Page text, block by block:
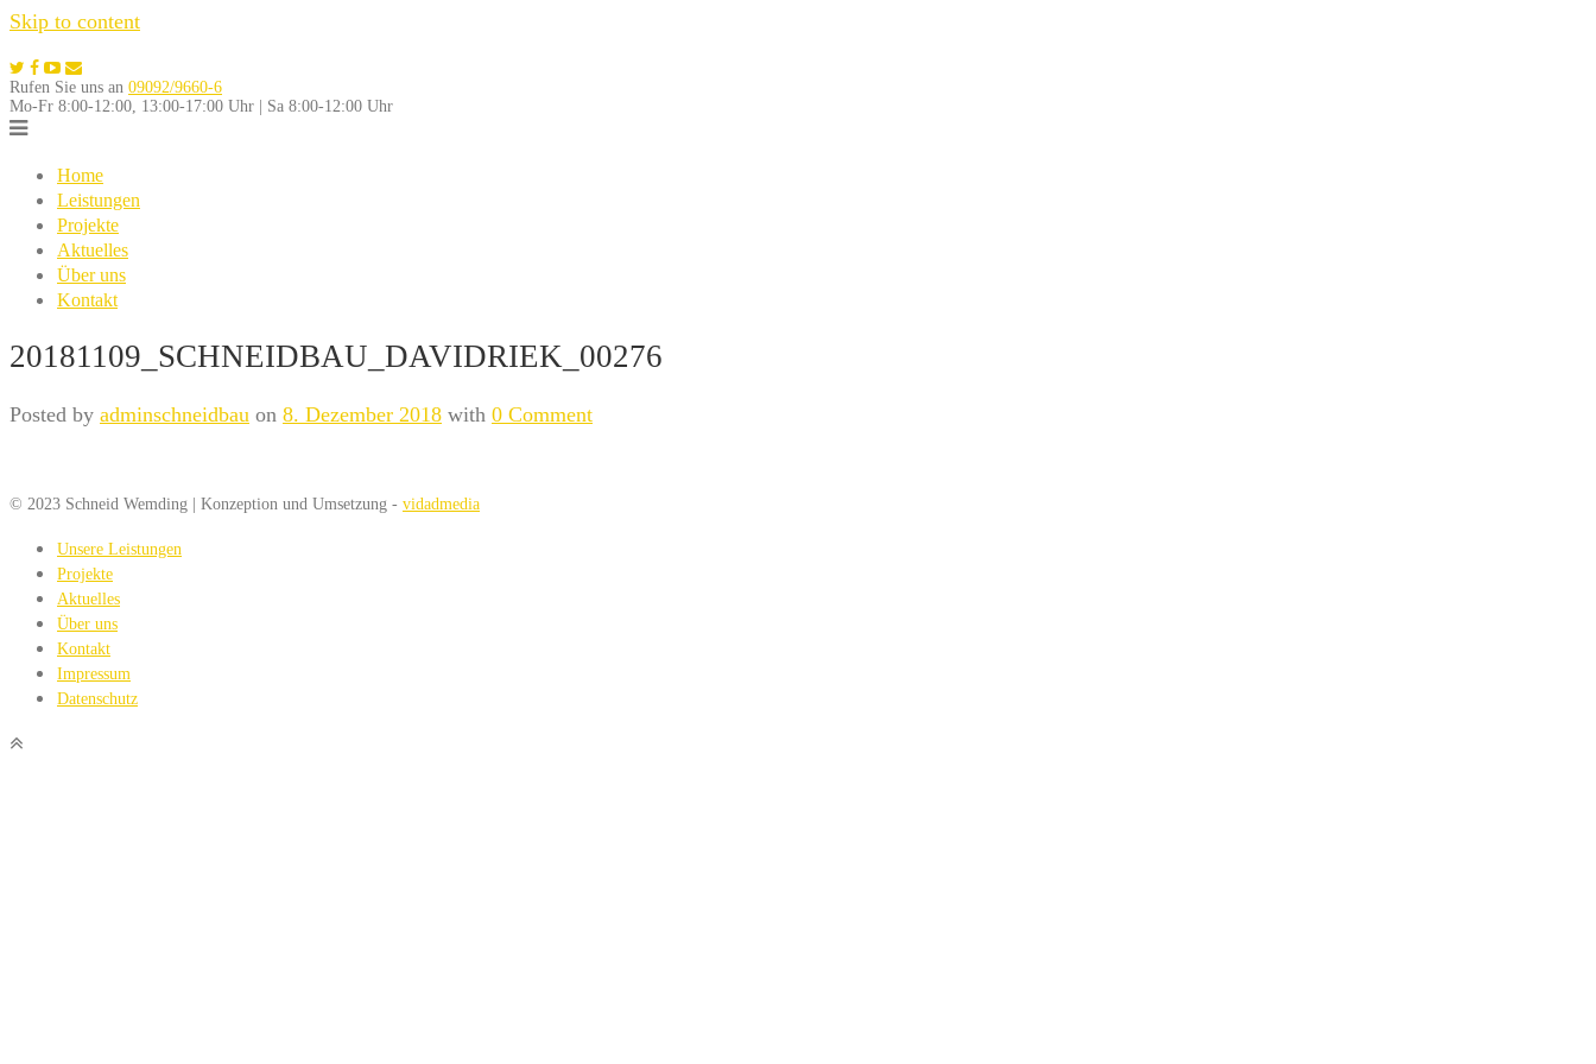
Skip to content
Rufen Sie uns an 09092/9660-6
Mo-Fr 8:00-12:00, 13:00-17:00 Uhr | Sa 8:00-12:00 Uhr
Home
Leistungen
Projekte
Aktuelles
Über uns
Kontakt
20181109_SCHNEIDBAU_DAVIDRIEK_00276
Posted by adminschneidbau on 8. Dezember 2018 with 0 Comment
© 2023 Schneid Wemding | Konzeption und Umsetzung - vidadmedia
Unsere Leistungen
Projekte
Aktuelles
Über uns
Kontakt
Impressum
Datenschutz